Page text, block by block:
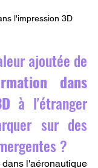
l'impression 3D
dans
à l'étranger
sur des
?
l'aéronautique